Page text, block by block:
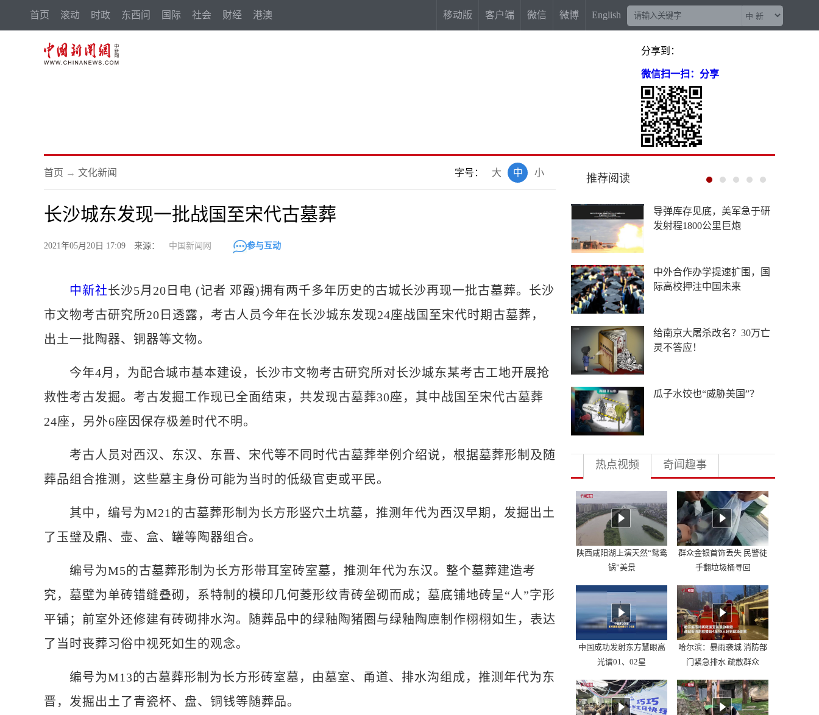
首页 滚动 时政 东西问 国际 社会 财经 港澳 移动版 客户端 微信 微博 English
分享到：
微信扫一扫：分享
首页 → 文化新闻 字号： 小
中
大
长沙城东发现一批战国至宋代古墓葬
2021年05月20日 17:09 来源： 中国新闻网 参与互动
中新社长沙5月20日电 (记者 邓霞)拥有两千多年历史的古城长沙再现一批古墓葬。长沙
市文物考古研究所20日透露，考古人员今年在长沙城东发现24座战国至宋代时期古墓葬，
出土一批陶器、铜器等文物。
今年4月，为配合城市基本建设，长沙市文物考古研究所对长沙城东某考古工地开展抢
救性考古发掘。考古发掘工作现已全面结束，共发现古墓葬30座，其中战国至宋代古墓葬
24座，另外6座因保存极差时代不明。
考古人员对西汉、东汉、东晋、宋代等不同时代古墓葬举例介绍说，根据墓葬形制及随
葬品组合推测，这些墓主身份可能为当时的低级官吏或平民。
其中，编号为M21的古墓葬形制为长方形竖穴土坑墓，推测年代为西汉早期，发掘出土
了玉璧及鼎、壶、盒、罐等陶器组合。
编号为M5的古墓葬形制为长方形带耳室砖室墓，推测年代为东汉。整个墓葬建造考
究，墓壁为单砖错缝叠砌，系特制的模印几何菱形纹青砖垒砌而成；墓底铺地砖呈“人”字形
平铺；前室外还修建有砖砌排水沟。随葬品中的绿釉陶猪圈与绿釉陶廪制作栩栩如生，表达
了当时丧葬习俗中视死如生的观念。
编号为M13的古墓葬形制为长方形砖室墓，由墓室、甬道、排水沟组成，推测年代为东
晋，发掘出土了青瓷杯、盘、铜钱等随葬品。
推荐阅读
导弹库存见底，美军急于研
发射程1800公里巨炮
中外合作办学提速扩围，国
际高校押注中国未来
给南京大屠杀改名？30万亡
灵不答应！
瓜子水饺也“威胁美国”？
热点视频 奇闻趣事
陕西咸阳湖上演天然“鸳鸯
锅”美景
群众金银首饰丢失 民警徒
手翻垃圾桶寻回
中国成功发射东方慧眼高
光谱01、02星
哈尔滨：暴雨袭城 消防部
门紧急排水 疏散群众